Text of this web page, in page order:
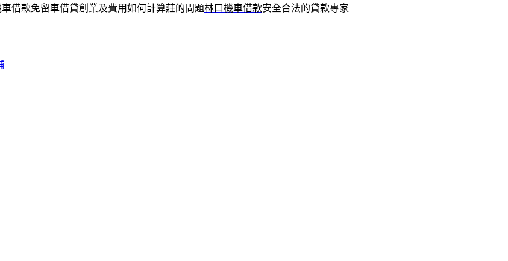
借款免留車借貸創業及費用如何計算莊的問題林口機車借款安全合法的貸款專家